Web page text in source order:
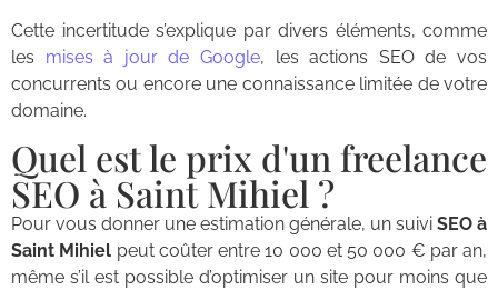
Cette incertitude s’explique par divers éléments, comme
les mises à jour de Google, les actions SEO de vos
concurrents ou encore une connaissance limitée de votre
domaine.
Quel est le prix d'un freelance
SEO à Saint Mihiel ?
Pour vous donner une estimation générale, un suivi SEO à
Saint Mihiel peut coûter entre 10 000 et 50 000 € par an,
même s’il est possible d’optimiser un site pour moins que